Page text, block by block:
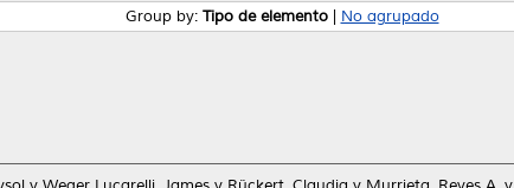
Group by: Tipo de elemento| No agrupado